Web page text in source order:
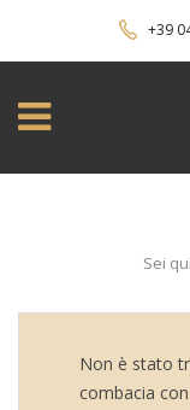
+39
Sei
Non è stato
combacia